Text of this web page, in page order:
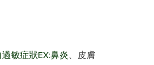
敏症狀EX:鼻炎、皮膚